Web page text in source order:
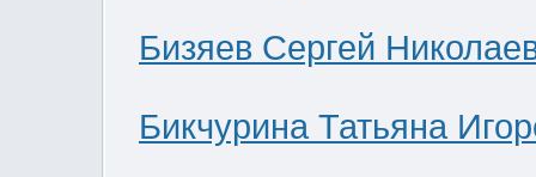
Бизяев Сергей
Бикчурина Татьяна